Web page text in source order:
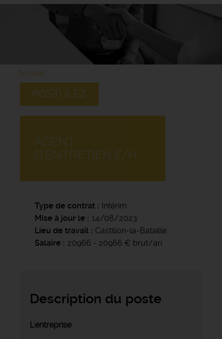
Accueil
POSTULEZ
AGENT
D'ENTRETIEN F/H
Type de contrat
Intérim
Mise à jour le
14/08/2023
Lieu de travail
Castillon-la-Bataille
Salaire
20966 - 20966 € brut/an
Description du poste
L'entreprise